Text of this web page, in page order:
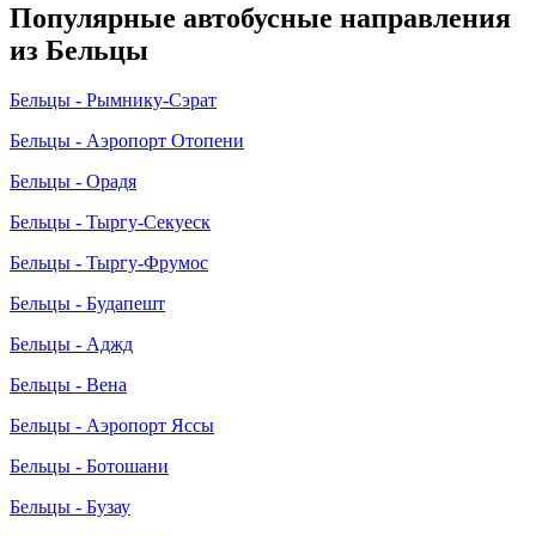
Популярные автобусные направления
из Бельцы
Бельцы - Рымнику-Сэрат
Бельцы - Аэропорт Отопени
Бельцы - Орадя
Бельцы - Тыргу-Секуеск
Бельцы - Тыргу-Фрумос
Бельцы - Будапешт
Бельцы - Аджд
Бельцы - Вена
Бельцы - Аэропорт Яссы
Бельцы - Ботошани
Бельцы - Бузау